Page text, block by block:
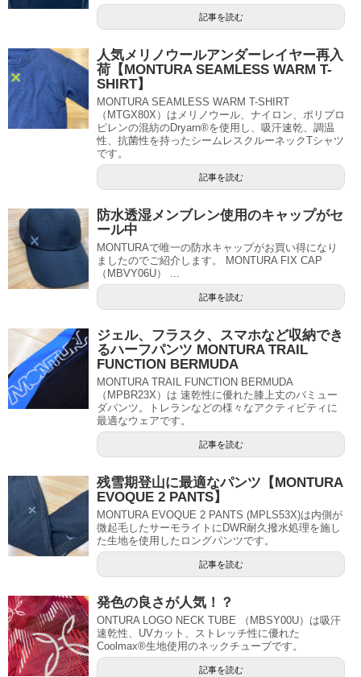
記事を読む
人気メリノウールアンダーレイヤー再入
荷【MONTURA SEAMLESS WARM T-
SHIRT】
MONTURA SEAMLESS WARM T-SHIRT
（MTGX80X）はメリノウール、ナイロン、ポリプロ
ピレンの混紡のDryarn®を使用し、吸汗速乾、調温
性、抗菌性を持ったシームレスクルーネックTシャツ
です。
記事を読む
防水透湿メンブレン使用のキャップがセ
ール中
MONTURAで唯一の防水キャップがお買い得になり
ましたのでご紹介します。 MONTURA FIX CAP
（MBVY06U） ...
記事を読む
ジェル、フラスク、スマホなど収納でき
るハーフパンツ MONTURA TRAIL
FUNCTION BERMUDA
MONTURA TRAIL FUNCTION BERMUDA
（MPBR23X）は 速乾性に優れた膝上丈のバミュー
ダパンツ。トレランなどの様々なアクティビティに
最適なウェアです。
記事を読む
残雪期登山に最適なパンツ【MONTURA
EVOQUE 2 PANTS】
MONTURA EVOQUE 2 PANTS (MPLS53X)は内側が
微起毛したサーモライトにDWR耐久撥水処理を施し
た生地を使用したロングパンツです。
記事を読む
発色の良さが人気！？
ONTURA LOGO NECK TUBE （MBSY00U）は吸汗
速乾性、UVカット、ストレッチ性に優れた
Coolmax®生地使用のネックチューブです。
記事を読む